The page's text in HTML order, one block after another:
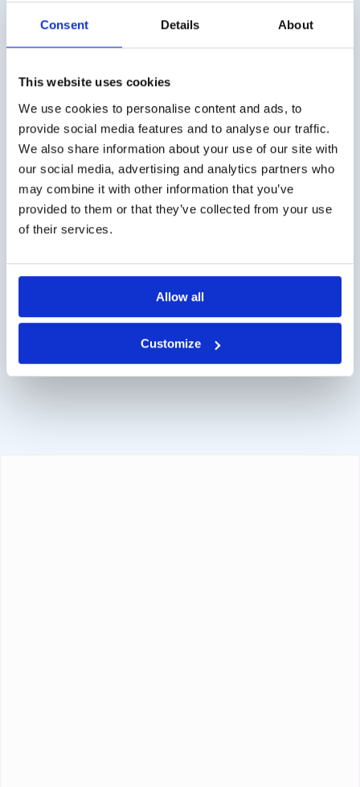
Consent Details About
This website uses cookies
We use cookies to personalise content and ads, to
provide social media features and to analyse our traffic.
We also share information about your use of our site with
our social media, advertising and analytics partners who
may combine it with other information that you’ve
provided to them or that they’ve collected from your use
of their services.
Allow all
Customize
Die Versandkosten für Deutschland betragen € 10,- (zzgl.
MwSt.). Für Österreich € 20,- (zzgl. MwSt.).
Geschäftskunde?
Lieferung auf Rechnung möglich. Kontaktieren Sie uns
für ein Angebot oder bestellen Sie direkt über den
Webshop.
Kontakt über info@medi-sense.nl oder +31 (0)6 27899756
Sichere Bezahlung
Wir haben verschiedene Zahlungsmöglichkeiten wie
Kreditkarte und PayPal.